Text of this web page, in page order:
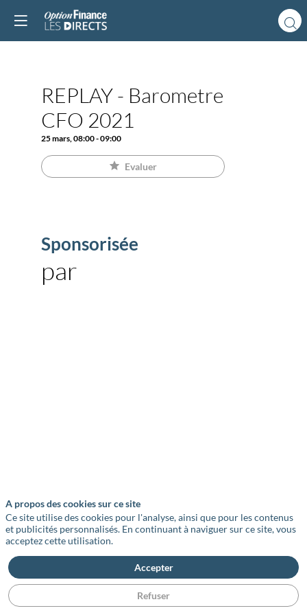
Vous devez être
et connecté pour
accéder à cette
fonctionnalité
Connectez-vous
REPLAY - Barometre
CFO 2021
25 mars 08:00-09:00
Evaluer
Sponsorisée
par
A propos des cookies sur ce site
Ce site utilise des cookies pour l'analyse, ainsi que pour les contenus
et publicités personnalisés. En continuant à naviguer sur ce site, vous
acceptez cette utilisation.
Accepter
Refuser